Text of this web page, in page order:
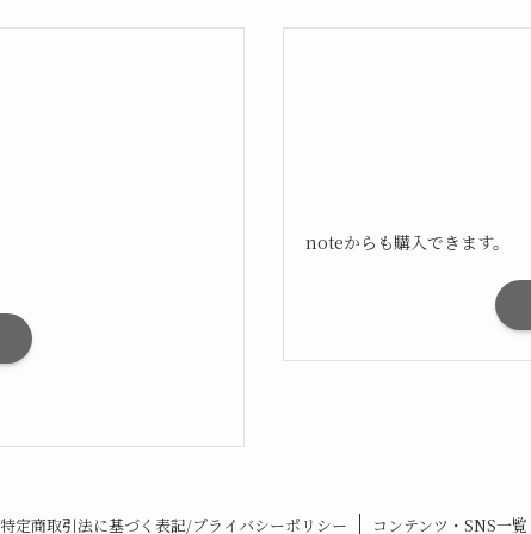
noteからも購入できます。
特定商取引法に基づく表記/プライバシーポリシー コンテンツ・SNS一覧